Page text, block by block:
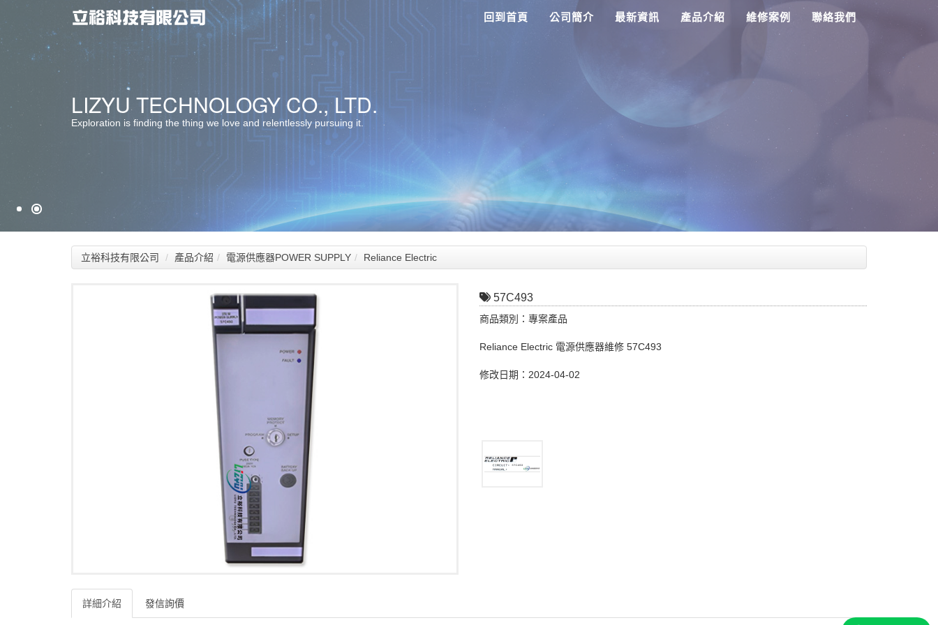
最佳服務 ‧ 最佳選擇
堅持品質 ‧ 卓越創新
LIZYU TECHNOLOGY CO., LTD.
Exploration is finding the thing we love and relentlessly pursuing it.
回到首頁 公司簡介 最新資訊 產品介紹 維修案例 聯絡我們
立裕科技有限公司 產品介紹 電源供應器POWER SUPPLY Reliance Electric
57C493
商品類別：專案產品
Reliance Electric 電源供應器維修 57C493
修改日期：2024-04-02
詳細介紹 發信詢價